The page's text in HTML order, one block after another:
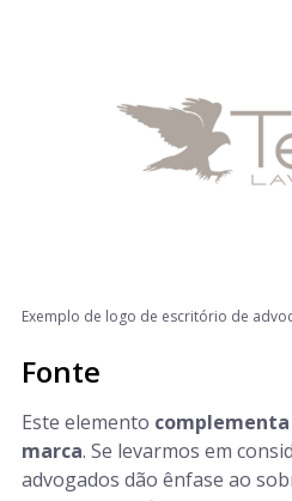
Exemplo de logo de escritório de
Fonte
Este elemento
marca. Se levarmos em
advogados dão ênfase ao